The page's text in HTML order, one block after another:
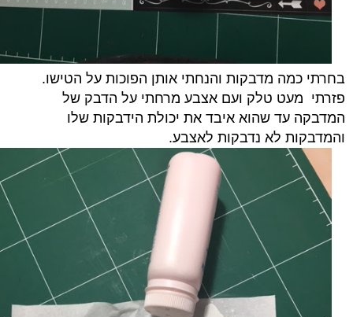
בחרתי כמה מדבקות והנחתי אותן הפוכות על הטישו.
פזרתי מעט טלק ועם אצבע מרחתי על הדבק של
המדבקה עד שהוא איבד את יכולת הידבקות שלו
והמדבקות לא נדבקות לאצבע.